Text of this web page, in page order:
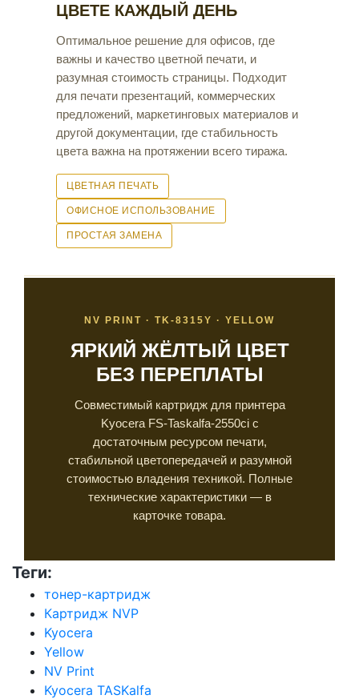
ЦВЕТЕ КАЖДЫЙ ДЕНЬ
Оптимальное решение для офисов, где
важны и качество цветной печати, и
разумная стоимость страницы. Подходит
для печати презентаций, коммерческих
предложений, маркетинговых материалов и
другой документации, где стабильность
цвета важна на протяжении всего тиража.
ЦВЕТНАЯ ПЕЧАТЬ
ОФИСНОЕ ИСПОЛЬЗОВАНИЕ
ПРОСТАЯ ЗАМЕНА
NV PRINT · TK-8315Y · YELLOW
ЯРКИЙ ЖЁЛТЫЙ ЦВЕТ
БЕЗ ПЕРЕПЛАТЫ
Совместимый картридж для принтера
Kyocera FS-Taskalfa-2550ci с
достаточным ресурсом печати,
стабильной цветопередачей и разумной
стоимостью владения техникой. Полные
технические характеристики — в
карточке товара.
Теги:
тонер-картридж
Картридж NVP
Kyocera
Yellow
NV Print
Kyocera TASKalfa